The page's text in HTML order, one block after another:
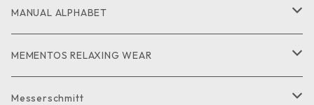
PANTS
CUTandSEW
GOODS
MANUAL ALPHABET
SHIRT
KNIT
MEMENTOS RELAXING WEAR
SHIRT
Messerschmitt